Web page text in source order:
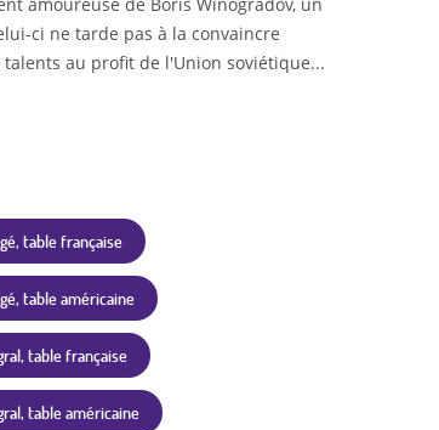
ci ne tarde pas à la convaincre
au profit de l'Union soviétique...
table française
table américaine
table française
table américaine